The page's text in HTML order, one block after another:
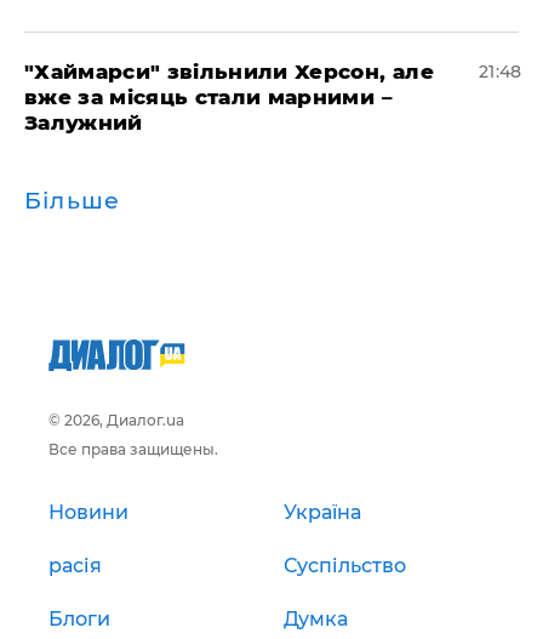
"Хаймарси" звільнили Херсон, але
вже за місяць стали марними –
Залужний
21:48
Більше
© 2026, Диалог.ua
Все права защищены.
Новини Україна
расія Суспільство
Блоги Думка